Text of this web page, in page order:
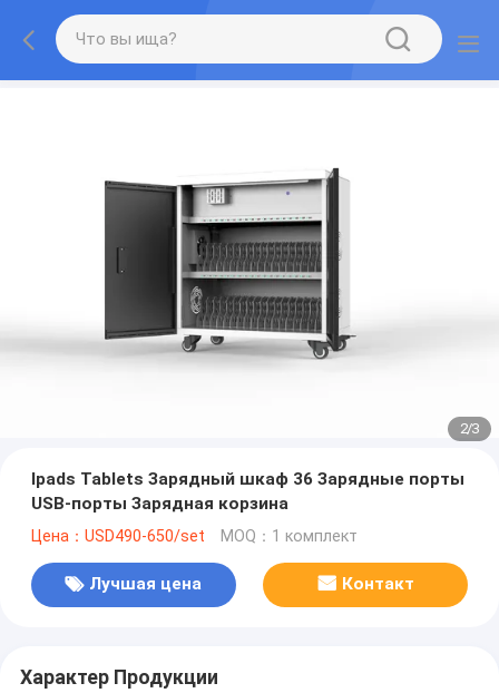
2/3
Ipads Tablets Зарядный шкаф 36 Зарядные порты
USB-порты Зарядная корзина
Цена：USD490-650/set MOQ：1 комплект
Лучшая цена Контакт
Характер Продукции